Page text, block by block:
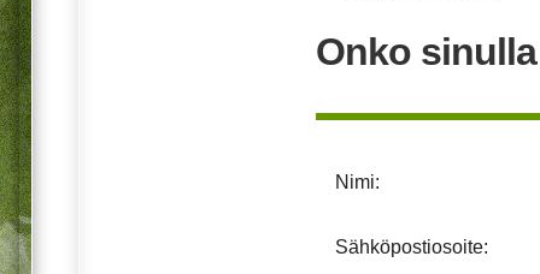
Onko
Nimi:
Sähköpostiosoite: